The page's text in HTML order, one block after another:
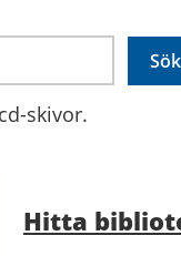
skivor.
Hitta